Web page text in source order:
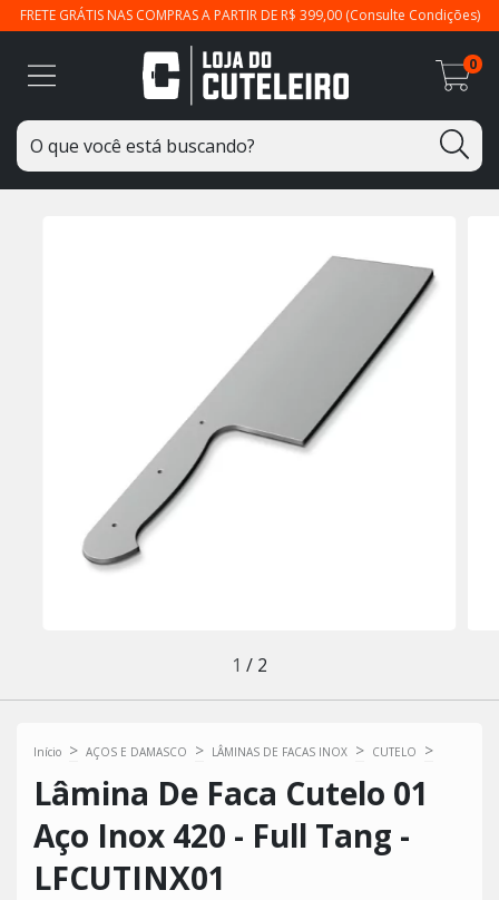
FRETE GRÁTIS NAS COMPRAS A PARTIR DE R$ 399,00 (Consulte Condições)
0
1 / 2
Início > AÇOS E DAMASCO > LÂMINAS DE FACAS INOX > CUTELO >
Lâmina De Faca Cutelo 01
Aço Inox 420 - Full Tang -
LFCUTINX01